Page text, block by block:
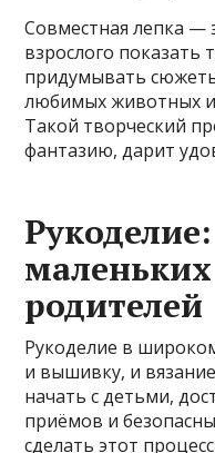
Совместная лепка —
взрослого показать
придумывать
любимых животных
Такой творческий
фантазию, дарит
родителей
Рукоделие в
и вышивку, и
начать с детьми,
приёмов и
сделать этот